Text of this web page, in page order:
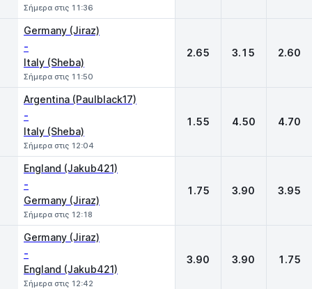
Σήμερα στις 11:36
Germany (Jiraz)
-
Italy (Sheba)
Σήμερα στις 11:50
2.65 3.15 2.60
Argentina (Paulblack17)
-
Italy (Sheba)
Σήμερα στις 12:04
1.55 4.50 4.70
England (Jakub421)
-
Germany (Jiraz)
Σήμερα στις 12:18
1.75 3.90 3.95
Germany (Jiraz)
-
England (Jakub421)
Σήμερα στις 12:42
3.90 3.90 1.75